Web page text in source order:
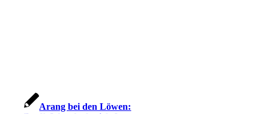
Arang bei den Löwen: